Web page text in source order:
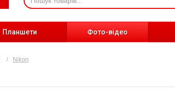
Планшети Фото-відео
Nikon